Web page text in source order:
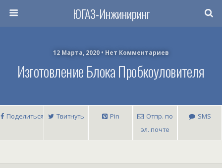
ЮГАЗ-Инжиниринг
12 Марта, 2020 • Нет Комментариев
Изготовление Блока Пробкоуловителя
Поделиться Твитнуть Pin
Отпр. по
эл. почте
SMS